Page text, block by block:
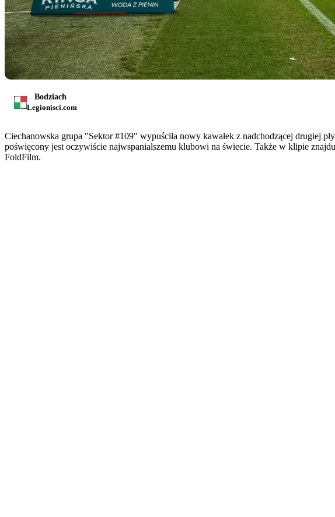
Bodziach
Legionisci.com
Ciechanowska grupa "Sektor #109" wypuściła nowy kawałek z nadchodzącej drugiej
poświęcony jest oczywiście najwspanialszemu klubowi na świecie. Także w klipie
FoldFilm.